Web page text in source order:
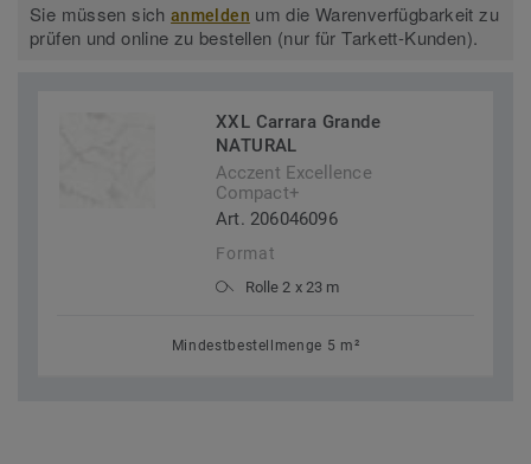
Sie müssen sichanmelden um die Warenverfügbarkeit zu
prüfen und online zu bestellen (nur für Tarkett-Kunden).
XXL Carrara Grande
NATURAL
Acczent Excellence
Compact+
Art. 206046096
Format
Rolle 2 x 23 m
Mindestbestellmenge 5 m²